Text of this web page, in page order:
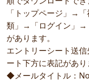
「トップページ」→
類」→「ログイン」→
があります。
エントリーシート送
ート下方に表記があり
◆メールタイトル：